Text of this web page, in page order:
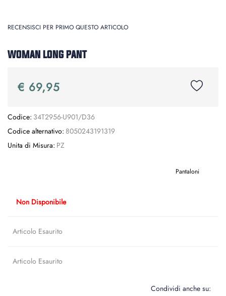
RECENSISCI PER PRIMO QUESTO ARTICOLO
WOMAN LONG PANT
€ 69,95
Codice: 34T2956-U901/D36
Codice alternativo: 8050243191319
Unita di Misura: PZ
Pantaloni
Non Disponibile
Articolo Esaurito
Articolo Esaurito
Condividi anche su: